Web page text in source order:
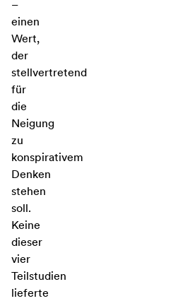
–
einen
Wert,
der
stellvertretend
für
die
Neigung
zu
konspirativem
Denken
stehen
soll.
Keine
dieser
vier
Teilstudien
lieferte